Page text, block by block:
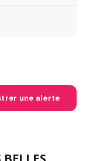
une alerte